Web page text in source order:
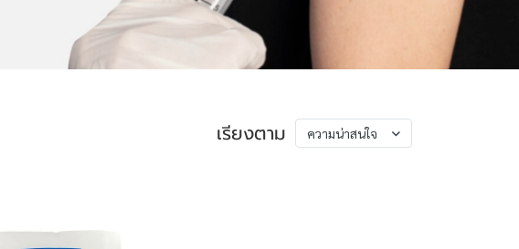
เรียงตาม ความน่าสนใจ